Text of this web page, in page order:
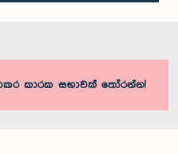
කාරක සභාවක් තෝරන්න!